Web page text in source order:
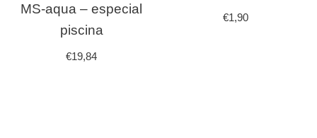
MS-aqua – especial
piscina
€19,84
€1,90